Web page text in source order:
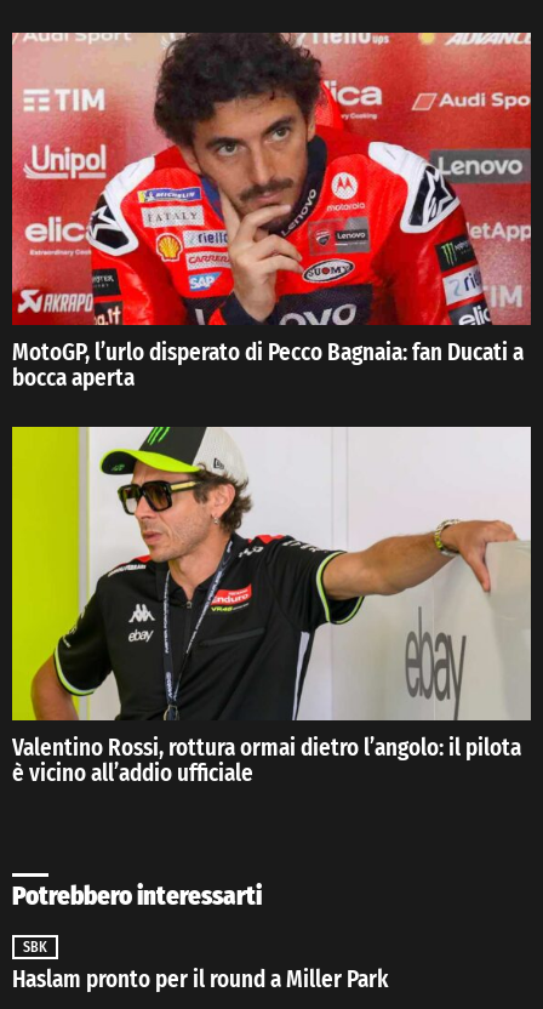
MotoGP, l’urlo disperato di Pecco Bagnaia: fan Ducati a
bocca aperta
Valentino Rossi, rottura ormai dietro l’angolo: il pilota
è vicino all’addio ufficiale
Potrebbero interessarti
SBK
Haslam pronto per il round a Miller Park